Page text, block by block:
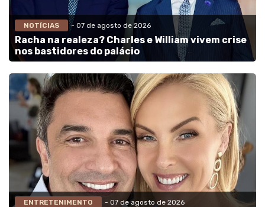
NOTÍCIAS - 07 de agosto de 2026
Racha na realeza? Charles e William vivem crise
nos bastidores do palácio
ENTRETENIMENTO - 07 de agosto de 2026